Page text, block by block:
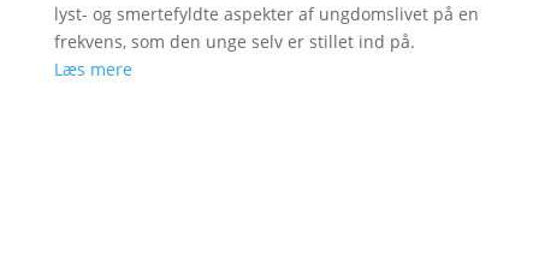
lyst- og smertefyldte aspekter af ungdomslivet på en
frekvens, som den unge selv er stillet ind på.
Læs mere